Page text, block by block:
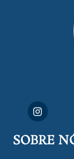
SOBRE